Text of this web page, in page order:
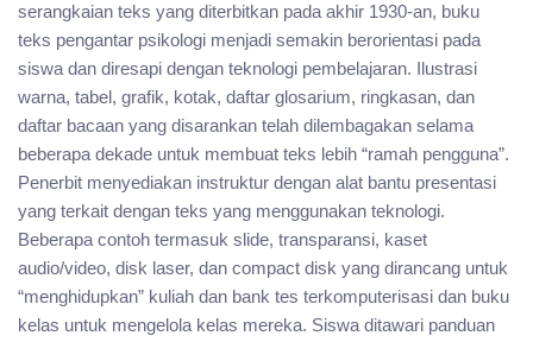
serangkaian teks yang diterbitkan pada akhir 1930-an, buku
teks pengantar psikologi menjadi semakin berorientasi pada
siswa dan diresapi dengan teknologi pembelajaran. Ilustrasi
warna, tabel, grafik, kotak, daftar glosarium, ringkasan, dan
daftar bacaan yang disarankan telah dilembagakan selama
beberapa dekade untuk membuat teks lebih “ramah pengguna”.
Penerbit menyediakan instruktur dengan alat bantu presentasi
yang terkait dengan teks yang menggunakan teknologi.
Beberapa contoh termasuk slide, transparansi, kaset
audio/video, disk laser, dan compact disk yang dirancang untuk
“menghidupkan” kuliah dan bank tes terkomputerisasi dan buku
kelas untuk mengelola kelas mereka. Siswa ditawari panduan